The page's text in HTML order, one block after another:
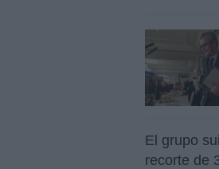
El grupo
recorte de